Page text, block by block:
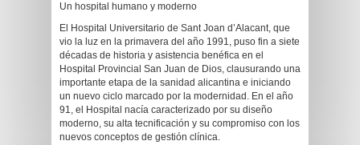
Un hospital humano y moderno
El Hospital Universitario de Sant Joan d’Alacant, que
vio la luz en la primavera del año 1991, puso fin a siete
décadas de historia y asistencia benéfica en el
Hospital Provincial San Juan de Dios, clausurando una
importante etapa de la sanidad alicantina e iniciando
un nuevo ciclo marcado por la modernidad. En el año
91, el Hospital nacía caracterizado por su diseño
moderno, su alta tecnificación y su compromiso con los
nuevos conceptos de gestión clínica.